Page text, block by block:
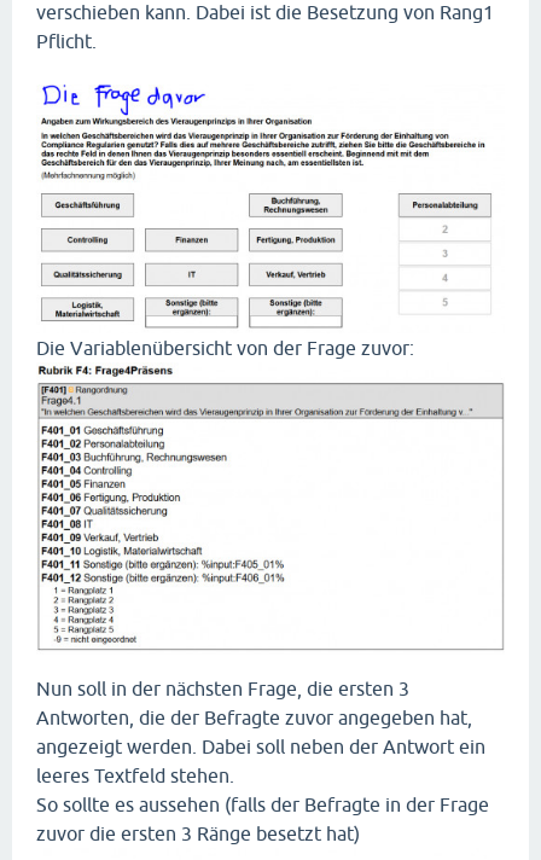
verschieben kann. Dabei ist die Besetzung von Rang1
Pflicht.
Die Variablenübersicht von der Frage zuvor:
Nun soll in der nächsten Frage, die ersten 3
Antworten, die der Befragte zuvor angegeben hat,
angezeigt werden. Dabei soll neben der Antwort ein
leeres Textfeld stehen.
So sollte es aussehen (falls der Befragte in der Frage
zuvor die ersten 3 Ränge besetzt hat)